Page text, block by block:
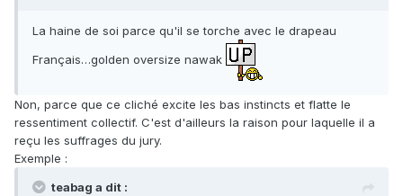
La haine de soi parce qu'il se torche avec le drapeau
Français…golden oversize nawak
Non, parce que ce cliché excite les bas instincts et flatte le
ressentiment collectif. C'est d'ailleurs la raison pour laquelle il a
reçu les suffrages du jury.
Exemple :
teabag a dit :